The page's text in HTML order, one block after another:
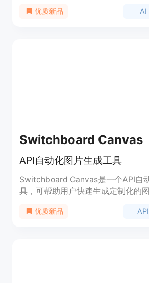
的业务相关的内容，以吸引更多有
优质新品 AI
Switchboard Canvas
API自动化图片生成工具
Switchboard Canvas是一个API自
具，可帮助用户快速生成定制化的
计和预览模板，并导入自定义图片
优质新品 API